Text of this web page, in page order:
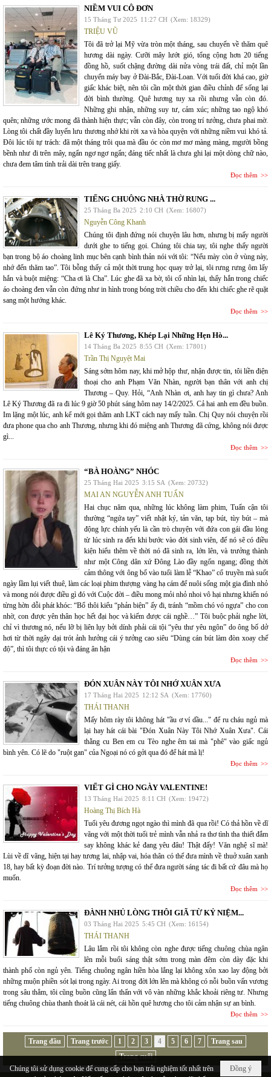
NIỀM VUI CÔ ĐƠN
15 Tháng Tư 2025 11:27 CH (Xem: 18329)
TRIỆU VŨ
Tôi đã trở lại Mỹ vừa tròn một tháng, sau chuyến về thăm quê
hương dài ngày. Cưỡi mây lướt gió, tổng cộng hơn 20 tiếng
đồng hồ, suốt chặng đường dài nửa vòng trái đất, chỉ một lần
chuyển máy bay ở Đài-Bắc, Đài-Loan. Với tuổi đời khá cao, giờ
giấc khác biệt, nên tôi cần một thời gian điều chỉnh để sống lại
đời bình thường. Quê hương tuy xa rồi nhưng vẫn còn đó.
Những ghi nhận, những suy tư, cảm xúc; những tao ngộ khó
quên; những ước mong đã thành hiện thực; vẫn còn đây, còn trong trí tưởng, chưa phai mờ.
Lòng tôi chất đầy luyến lưu thương nhớ khi rời xa và hòa quyện với những niềm vui khó tả.
Đôi lúc tôi tự trách: đã một tháng trôi qua mà đầu óc còn mơ mơ màng màng, mgười bồng
bềnh như đi trên mây, ngẩn ngơ ngơ ngẩn; đáng tiếc nhất là chưa ghi lại một dòng chữ nào,
chưa đem tâm tình trải dài trên trang giấy.
Đọc thêm
TIẾNG CHUÔNG NHÀ THỜ RUNG ...
25 Tháng Ba 2025 2:10 CH (Xem: 16807)
Nguyễn Công Khanh
Chúng tôi định đứng nói chuyện lâu hơn, nhưng bị mấy người
dưới ghe to tiếng gọi. Chúng tôi chia tay, tôi nghe thấy người
bạn trong bộ áo choàng linh mục bên cạnh bình thản nói với tôi: “Nếu mày còn ở vùng này,
nhớ đến thăm tao”. Tôi bỗng thấy cả một thời trung học quay trở lại, tôi rưng rưng ôm lấy
hắn và buột miệng: “Cha ơi là Cha”. Lúc ghe đã xa bờ, tôi cố nhìn lại, thấy hắn trong chiếc
áo choàng đen vẫn còn đứng như in hình trong bóng trời chiều cho đến khi chiếc ghe rẽ quặt
sang một hướng khác.
Đọc thêm
Lê Ký Thương, Khép Lại Những Hẹn Hò...
14 Tháng Ba 2025 8:55 CH (Xem: 17801)
Trần Thị Nguyệt Mai
Sáng sớm hôm nay, khi mở hộp thư, nhận được tin, tôi liền điện
thoại cho anh Phạm Văn Nhàn, người bạn thân với anh chị
Thương – Quy. Hỏi, “Anh Nhàn ơi, anh hay tin gì chưa? Anh
Lê Ký Thương đã ra đi lúc 9 giờ 50 phút sáng hôm nay 14/2/2025. Cả hai anh em đều buồn.
Im lặng một lúc, anh kể mới gọi thăm anh LKT cách nay mấy tuần. Chị Quy nói chuyện rồi
đưa phone qua cho anh Thương, nhưng khi đó miệng anh Thương đã cứng, không nói được
gì...
Đọc thêm
“BÀ HOÀNG” NHÓC
25 Tháng Hai 2025 3:15 SA (Xem: 20732)
MAI AN NGUYỄN ANH TUẤN
Hai chục năm qua, những lúc không làm phim, Tuấn cận tôi
thường “ngứa tay” viết nhật ký, tản văn, tạp bút, tùy bút – mà
động lực chính yếu là cần trò chuyện với đứa con gái đầu lòng
từ lúc sinh ra đến khi bước vào đời sinh viên, để nó sẽ có điều
kiện hiểu thêm về thời nó đã sinh ra, lớn lên, và trưởng thành
như một Công dân xứ Đông Lào đầy ngổn ngang; đồng thời
cảm thông với ông bố vào tuổi làm lễ “Khao” cổ truyền mà suốt
ngày lầm lụi viết thuê, làm các loại phim thượng vàng hạ cám để nuôi sống một gia đình nhỏ
và mong nói được điều gì đó với Cuộc đời – điều mong mỏi nhỏ nhoi vô hại nhưng khiến nó
từng hờn dỗi phát khóc: “Bố thôi kiểu “phản biện” ấy đi, tránh “mồm chó vó ngựa” cho con
nhờ, con được yên thân học hết đại học và kiếm được cái nghề…” Tôi buộc phải nghe lời,
chỉ vì thương nó, nếu lỡ bị liên lụy bởi dính phải cái tội “yêu thư yêu ngôn” do ông bố dở
hơi từ thời ngây dại trót ảnh hưởng cái ý tưởng cao siêu “Dùng cán bút làm đòn xoay chế
độ”, thì tôi thực có tội và đáng ân hận
Đọc thêm
ĐÓN XUÂN NÀY TÔI NHỚ XUÂN XƯA
17 Tháng Hai 2025 12:12 SA (Xem: 17760)
THÁI THANH
Mấy hôm rày tôi không hát "ầu ơ ví dầu..." để ru cháu ngủ mà
lại hay hát cái bài "Đón Xuân Này Tôi Nhớ Xuân Xưa". Cái
thằng cu Ben em cu Tèo nghe êm tai mà "phê" vào giấc ngủ
bình yên. Có lẽ do "ruột gan" của Ngoại nó có gởi qua đó để hát mà lị!
Đọc thêm
VIẾT GÌ CHO NGÀY VALENTINE!
13 Tháng Hai 2025 8:11 CH (Xem: 19472)
Hoàng Thị Bích Hà
Tuổi yêu đương ngọt ngào thì mình đã qua rồi! Có thả hồn về dĩ
vãng với một thời tuổi trẻ mình vẫn nhả ra thơ tình tha thiết đắm
say không khác kẻ đang yêu đâu! Thật đấy! Văn nghệ sĩ mà!
Lùi về dĩ vãng, hiện tại hay tương lai, nhập vai, hóa thân có thể đưa mình về thuở xuân xanh
18, hay bất kỳ đoạn đời nào. Trí tưởng tượng có thể đưa người sáng tác đi bất cứ đâu mà họ
muốn.
Đọc thêm
ĐÀNH NHỦ LÒNG THÔI GIÃ TỪ KỶ NIỆM...
03 Tháng Hai 2025 5:45 CH (Xem: 16154)
THÁI THANH
Lâu lắm rồi tôi không còn nghe được tiếng chuông chùa ngân
lên mỗi buổi sáng thật sớm trong màn đêm còn dày đặc khi
thành phố còn ngủ yên. Tiếng chuông ngân hiền hòa lắng lại không xôn xao lay động bởi
những muộn phiền sót lại trong ngày. Ai trong đời lớn lên mà không có nỗi buồn vấn vương
trong sâu thẳm, tôi cũng buồn cũng lẩn thẩn với vô vàn những khắc khoải riêng tư. Nhưng
tiếng chuông chùa thanh thoát là cái nét, cái hồn quê hương cho tôi cảm nhận sự an bình.
Đọc thêm
Trang đầu Trang trước 1 2 3 4 5 6 7
Trang sau
Trang cuối
Đồng ý
Chúng tôi sử dụng cookie để cung cấp cho bạn trải nghiệm tốt nhất trên